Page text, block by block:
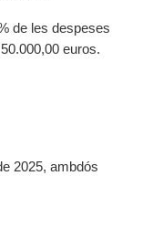
de les despeses
euros.
2025, ambdós